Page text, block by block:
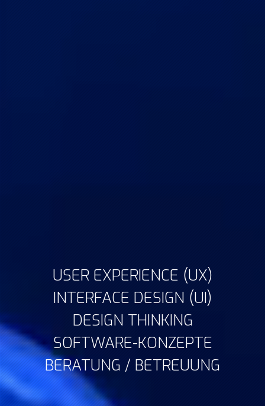
USER EXPERIENCE (UX)
INTERFACE DESIGN (UI)
DESIGN THINKING
SOFTWARE-KONZEPTE
BERATUNG / BETREUUNG